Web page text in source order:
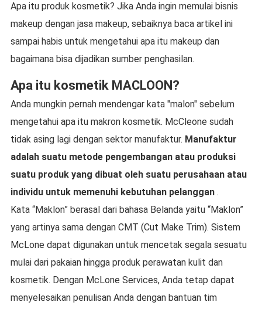
Apa itu produk kosmetik? Jika Anda ingin memulai bisnis
makeup dengan jasa makeup, sebaiknya baca artikel ini
sampai habis untuk mengetahui apa itu makeup dan
bagaimana bisa dijadikan sumber penghasilan.
Apa itu kosmetik MACLOON?
Anda mungkin pernah mendengar kata "malon" sebelum
mengetahui apa itu makron kosmetik. McCleone sudah
tidak asing lagi dengan sektor manufaktur. Manufaktur
adalah suatu metode pengembangan atau produksi
suatu produk yang dibuat oleh suatu perusahaan atau
individu untuk memenuhi kebutuhan pelanggan.
Kata “Maklon” berasal dari bahasa Belanda yaitu “Maklon”
yang artinya sama dengan CMT (Cut Make Trim). Sistem
McLone dapat digunakan untuk mencetak segala sesuatu
mulai dari pakaian hingga produk perawatan kulit dan
kosmetik. Dengan McLone Services, Anda tetap dapat
menyelesaikan penulisan Anda dengan bantuan tim